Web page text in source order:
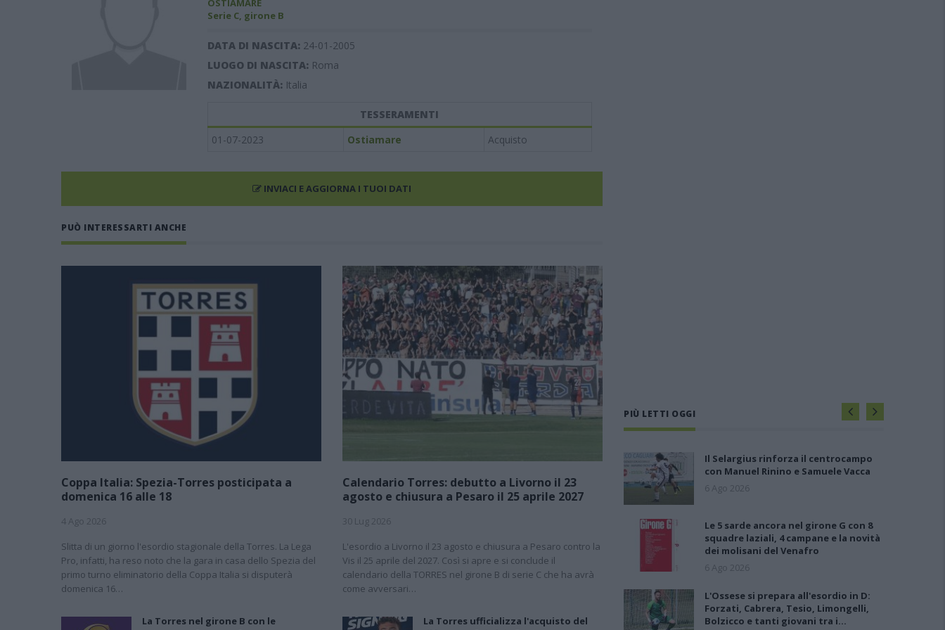
OSTIAMARE
Serie C, girone B
DATA DI NASCITA: 24-01-2005
LUOGO DI NASCITA: Roma
NAZIONALITÀ: Italia
TESSERAMENTI
01-07-2023
Ostiamare Acquisto
INVIACI E AGGIORNA I TUOI DATI
PUÒ INTERESSARTI ANCHE
Coppa Italia: Spezia-Torres posticipata a
domenica 16 alle 18
4 Ago 2026
Slitta di un giorno l'esordio stagionale della Torres. La Lega
Pro, infatti, ha reso noto che la gara in casa dello Spezia del
primo turno eliminatorio della Coppa Italia si disputerà
domenica 16…
Calendario Torres: debutto a Livorno il 23
agosto e chiusura a Pesaro il 25 aprile 2027
30 Lug 2026
L'esordio a Livorno il 23 agosto e chiusura a Pesaro contro la
Vis il 25 aprile del 2027. Così si apre e si conclude il
calendario della TORRES nel girone B di serie C che ha avrà
come avversari…
La Torres nel girone B con le
La Torres ufficializza l'acquisto del
PIÙ LETTI OGGI
Il Selargius rinforza il centrocampo
con Manuel Rinino e Samuele Vacca
6 Ago 2026
Le 5 sarde ancora nel girone G con 8
squadre laziali, 4 campane e la novità
dei molisani del Venafro
6 Ago 2026
L'Ossese si prepara all'esordio in D:
Forzati, Cabrera, Tesio, Limongelli,
Bolzicco e tanti giovani tra i…